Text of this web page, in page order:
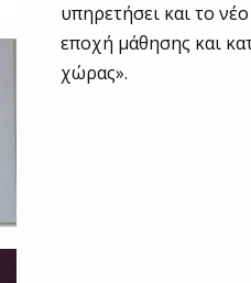
υπηρετήσει και το
εποχή μάθησης και
χώρας».